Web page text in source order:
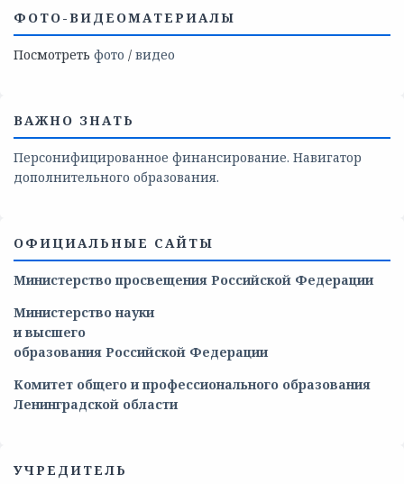
ФОТО-ВИДЕОМАТЕРИАЛЫ
Посмотреть фото / видео
ВАЖНО ЗНАТЬ
Персонифицированное финансирование. Навигатор
дополнительного образования.
ОФИЦИАЛЬНЫЕ САЙТЫ
Министерство просвещения Российской Федерации
Министерство науки
и высшего
образования Российской Федерации
Комитет общего и профессионального образования
Ленинградской области
УЧРЕДИТЕЛЬ